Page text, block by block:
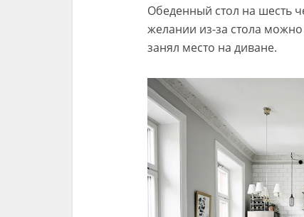
Обеденный стол на шесть
желании из-за стола
занял место на диване.